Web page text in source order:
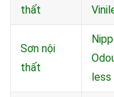
thất
Sơn nội
thất
less